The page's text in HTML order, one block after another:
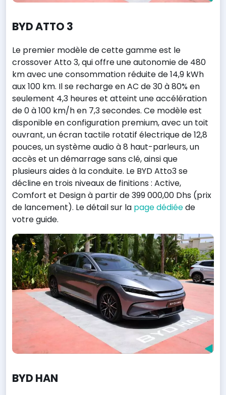
BYD ATTO 3
Le premier modèle de cette gamme est le
crossover Atto 3, qui offre une autonomie de 480
km avec une consommation réduite de 14,9 kWh
aux 100 km. Il se recharge en AC de 30 à 80% en
seulement 4,3 heures et atteint une accélération
de 0 à 100 km/h en 7,3 secondes. Ce modèle est
disponible en configuration premium, avec un toit
ouvrant, un écran tactile rotatif électrique de 12,8
pouces, un système audio à 8 haut-parleurs, un
accès et un démarrage sans clé, ainsi que
plusieurs aides à la conduite. Le BYD Atto3 se
décline en trois niveaux de finitions : Active,
Comfort et Design à partir de 399 000,00 Dhs (prix
de lancement). Le détail sur la page dédiéede
votre guide.
BYD HAN